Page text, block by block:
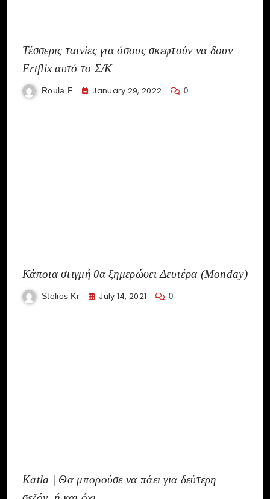
Τέσσερις ταινίες για όσους σκεφτούν να δουν
Ertflix αυτό το Σ/Κ
Roula F January 29, 2022 0
Κάποια στιγμή θα ξημερώσει Δευτέρα (Monday)
Stelios Kr July 14, 2021 0
Katla | Θα μπορούσε να πάει για δεύτερη